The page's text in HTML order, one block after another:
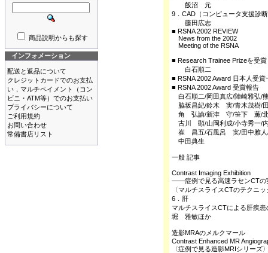
商品説明からも探す
インフォメーション
配送と返品について
クレジットカードでのお支払
い，マルチペイメント（コン
ビニ・ATM等）でのお支払い
プライバシーについて
ご利用規約
お問い合わせ
常備書店リスト
飯沼 元
9．CAD（コンピュータ支援診
藤田広志
■ RSNA 2002 REVIEW
News from the 2002
Meeting of the RSNA
■ Research Trainee Prizeを受賞
白石順二
■ RSNA 2002 Award 日本人受賞
■ RSNA 2002 Award 受賞報告
白石順二/岡田真広/陣崎雅弘/
脇坂昌紀/鈴木 実/青木茂樹/
角 弘諭/新津 守/笹下 薫/北
古川 顕/山岡利成/小寺秀一/
崔 昌五/石風呂 実/田中雅人/
中田典生
一般 記事
Contrast Imaging Exhibition
――症例で見る高速ラセンCTの
〈マルチスライスCTのテクニ
6．肝
マルチスライスCTによる肝疾患
堀 雅敏ほか
造影MRAのメルクマール
Contrast Enhanced MR
〈症例で見る造影MRIシリーズ